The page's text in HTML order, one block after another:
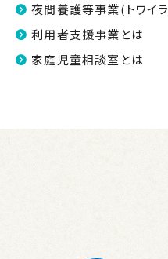
夜間養護等事業(トワイ
利用者支援事業とは
家庭児童相談室とは